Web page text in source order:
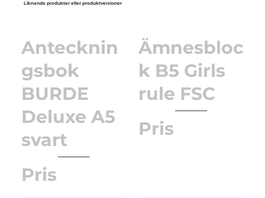
Liknande produkter eller produktversioner
Antecknin
gsbok
BURDE
Deluxe A5
svart
Pris
Ämnesbloc
k B5 Girls
rule FSC
Pris